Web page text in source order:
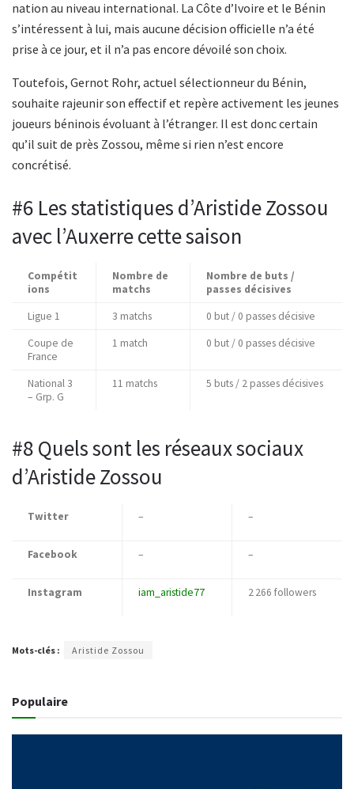
nation au niveau international. La Côte d’Ivoire et le Bénin
s’intéressent à lui, mais aucune décision officielle n’a été
prise à ce jour, et il n’a pas encore dévoilé son choix.
Toutefois, Gernot Rohr, actuel sélectionneur du Bénin,
souhaite rajeunir son effectif et repère activement les jeunes
joueurs béninois évoluant à l’étranger. Il est donc certain
qu’il suit de près Zossou, même si rien n’est encore
concrétisé.
#6 Les statistiques d’Aristide Zossou
avec l’Auxerre cette saison
Compétit
ions
Nombre de
matchs
Nombre de buts /
passes décisives
Ligue 1
3 matchs
0 but / 0 passes décisive
Coupe de
France
1 match 0 but / 0 passes décisive
National 3
– Grp. G
11 matchs 5 buts / 2 passes décisives
#8 Quels sont les réseaux sociaux
d’Aristide Zossou
Twitter – –
Facebook – –
Instagram iam_aristide77 2 266 followers
Mots-clés : Aristide Zossou
Populaire